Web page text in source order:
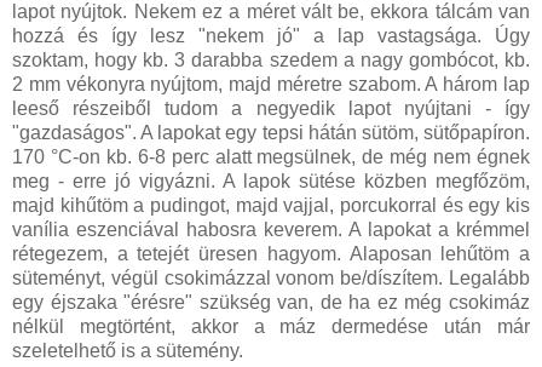
lapot nyújtok. Nekem ez a méret vált be, ekkora tálcám van
hozzá és így lesz "nekem jó" a lap vastagsága. Úgy
szoktam, hogy kb. 3 darabba szedem a nagy gombócot, kb.
2 mm vékonyra nyújtom, majd méretre szabom. A három lap
leeső részeiből tudom a negyedik lapot nyújtani - így
"gazdaságos". A lapokat egy tepsi hátán sütöm, sütőpapíron.
170 °C-on kb. 6-8 perc alatt megsülnek, de még nem égnek
meg - erre jó vigyázni. A lapok sütése közben megfőzöm,
majd kihűtöm a pudingot, majd vajjal, porcukorral és egy kis
vanília eszenciával habosra keverem. A lapokat a krémmel
rétegezem, a tetejét üresen hagyom. Alaposan lehűtöm a
süteményt, végül csokimázzal vonom be/díszítem. Legalább
egy éjszaka "érésre" szükség van, de ha ez még csokimáz
nélkül megtörtént, akkor a máz dermedése után már
szeletelhető is a sütemény.